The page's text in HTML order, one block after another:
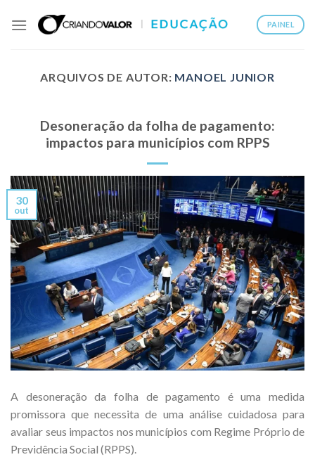
PAINEL
ARQUIVOS DE AUTOR: MANOEL JUNIOR
Desoneração da folha de pagamento:
impactos para municípios com RPPS
30
out
A desoneração da folha de pagamento é uma medida
promissora que necessita de uma análise cuidadosa para
avaliar seus impactos nos municípios com Regime Próprio de
Previdência Social (RPPS).